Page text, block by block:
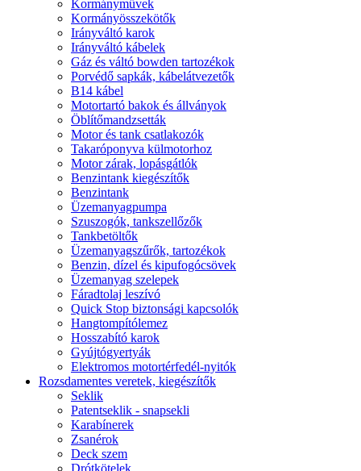
Kormányművek
Kormányösszekötők
Irányváltó karok
Irányváltó kábelek
Gáz és váltó bowden tartozékok
Porvédő sapkák, kábelátvezetők
B14 kábel
Motortartó bakok és állványok
Öblítőmandzsetták
Motor és tank csatlakozók
Takaróponyva külmotorhoz
Motor zárak, lopásgátlók
Benzintank kiegészítők
Benzintank
Üzemanyagpumpa
Szuszogók, tankszellőzők
Tankbetöltők
Üzemanyagszűrők, tartozékok
Benzin, dízel és kipufogócsövek
Üzemanyag szelepek
Fáradtolaj leszívó
Quick Stop biztonsági kapcsolók
Hangtompítólemez
Hosszabító karok
Gyújtógyertyák
Elektromos motortérfedél-nyitók
Rozsdamentes veretek, kiegészítők
Seklik
Patentseklik - snapsekli
Karabínerek
Zsanérok
Deck szem